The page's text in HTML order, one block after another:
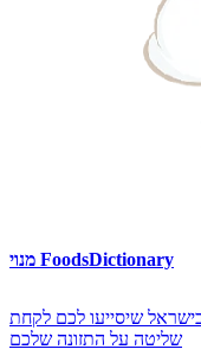
מנוי FoodsDictionary
בישראל שיסייעו לכם לקחת
שליטה על התזונה שלכם